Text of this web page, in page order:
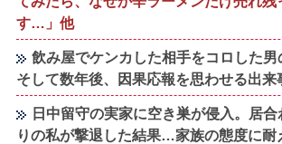
す…」他
飲み屋でケンカした相手をコロした男
そして数年後、因果応報を思わせる出
日中留守の実家に空き巣が侵入。居合
りの私が撃退した結果…家族の態度に耐